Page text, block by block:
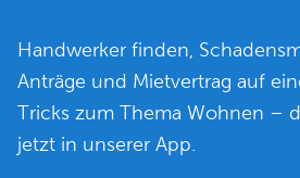
Handwerker finden,
Anträge und Mietvertrag auf
Tricks zum Thema Wohnen –
jetzt in unserer App.